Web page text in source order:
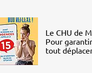
Le CHU de
Pour
tout